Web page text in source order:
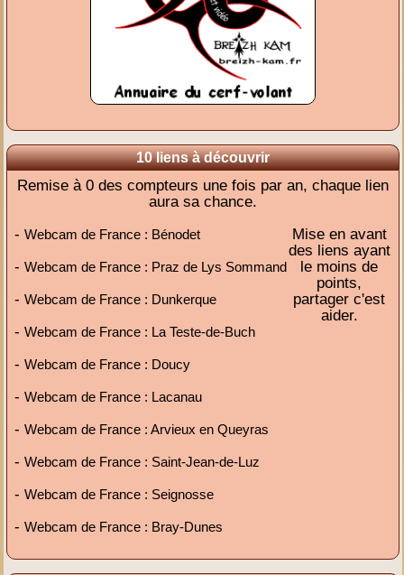
10 liens à découvrir
Remise à 0 des compteurs une fois par an, chaque lien
aura sa chance.
-Webcam de France : Bénodet
-Webcam de France : Praz de Lys Sommand
-Webcam de France : Dunkerque
-Webcam de France : La Teste-de-Buch
-Webcam de France : Doucy
-Webcam de France : Lacanau
-Webcam de France : Arvieux en Queyras
-Webcam de France : Saint-Jean-de-Luz
-Webcam de France : Seignosse
-Webcam de France : Bray-Dunes
Mise en avant
des liens ayant
le moins de
points,
partager c'est
aider.